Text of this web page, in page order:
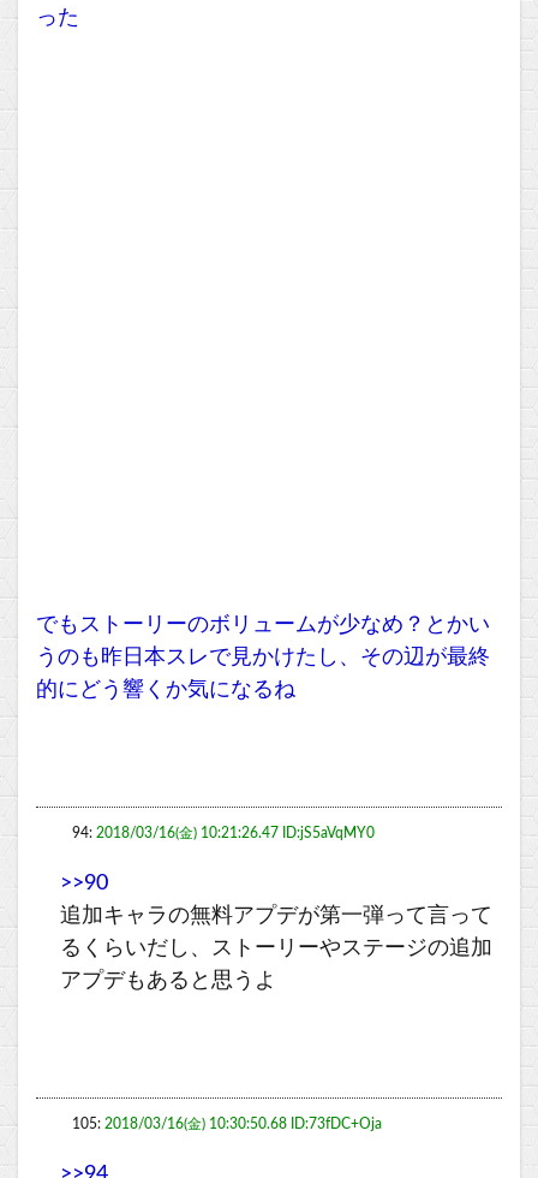
った
でもストーリーのボリュームが少なめ？とかい
うのも昨日本スレで見かけたし、その辺が最終
的にどう響くか気になるね
94: 2018/03/16(金) 10:21:26.47 ID:jS5aVqMY0
>>90
追加キャラの無料アプデが第一弾って言って
るくらいだし、ストーリーやステージの追加
アプデもあると思うよ
105: 2018/03/16(金) 10:30:50.68 ID:73fDC+Oja